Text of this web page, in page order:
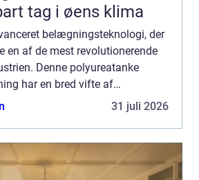
tag i øens klima
belægningsteknologi, der
en af de mest revolutionerende
Denne polyureatanke
har en bred vifte af
vist sig at være en om...31 juli 2026